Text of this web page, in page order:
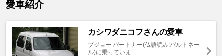
愛車紹介
カシワダニコフさんの愛車
プジョー パートナー(仏語読み:パルトネー
ル)に乗っていま ...